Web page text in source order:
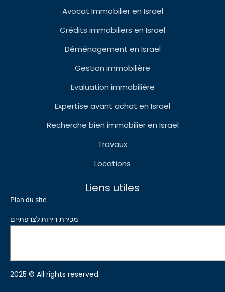
Avocat Immobilier en Israel
Crédits immobiliers en Israel
Déménagement en Israel
Gestion immobilière
Evaluation immobilière
Expertise avant achat en Israel
Recherche bien immobilier en Israel
Travaux
Locations
Liens utiles
Plan du site
מכירת דירות לצרפתיים
2025 © All rights reserved.